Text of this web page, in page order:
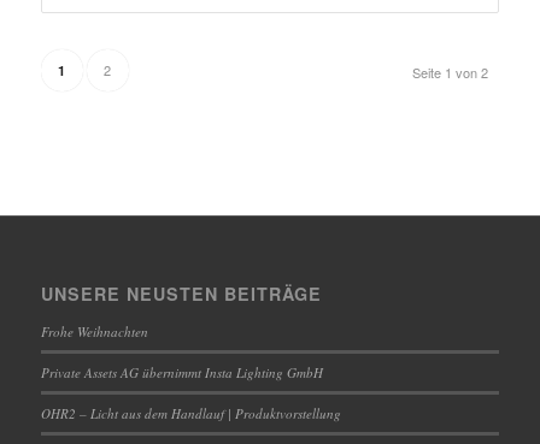
Seite 1 von 2
1 2
UNSERE NEUSTEN BEITRÄGE
Frohe Weihnachten
Private Assets AG übernimmt Insta Lighting GmbH
OHR2 – Licht aus dem Handlauf | Produktvorstellung